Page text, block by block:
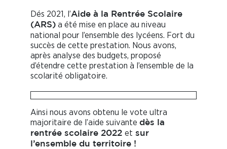
Dés 2021, l’Aide à la Rentrée Scolaire
(ARS) a été mise en place au niveau
national pour l’ensemble des lycéens. Fort du
succès de cette prestation. Nous avons,
après analyse des budgets, proposé
d’étendre cette prestation à l’ensemble de la
scolarité obligatoire.
Ainsi nous avons obtenu le vote ultra
majoritaire de l’aide suivante dès la
rentrée scolaire 2022 et sur
l’ensemble du territoire !